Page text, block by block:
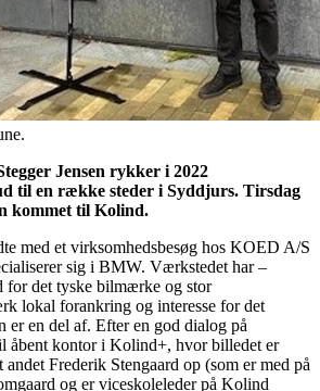
Jensen rykker i 2022
til en række steder i Syddjurs. Tirsdag
kommet til Kolind.
med et virksomhedsbesøg hos KOED A/S
sig i BMW. Værkstedet har –
det tyske bilmærke og stor
lokal forankring og interesse for det
er en del af. Efter en god dialog på
åbent kontor i Kolind+, hvor billedet er
Frederik Stengaard op (som er med på
og er viceskoleleder på Kolind